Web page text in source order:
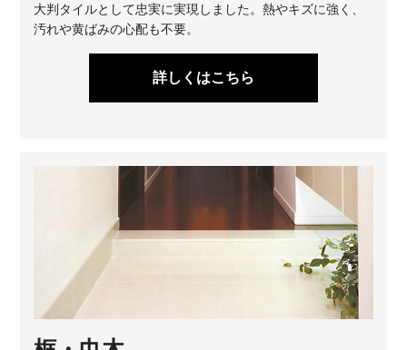
大判タイルとして忠実に実現しました。熱やキズに強く、
汚れや黄ばみの心配も不要。
詳しくはこちら